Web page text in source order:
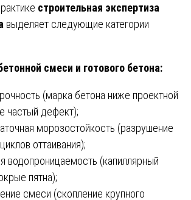
строительная экспертиза
выделяет следующие категории
смеси и готового бетона:
(марка бетона ниже проектной
частый дефект);
морозостойкость (разрушение
оттаивания);
водопроницаемость (капиллярный
пятна);
смеси (скопление крупного